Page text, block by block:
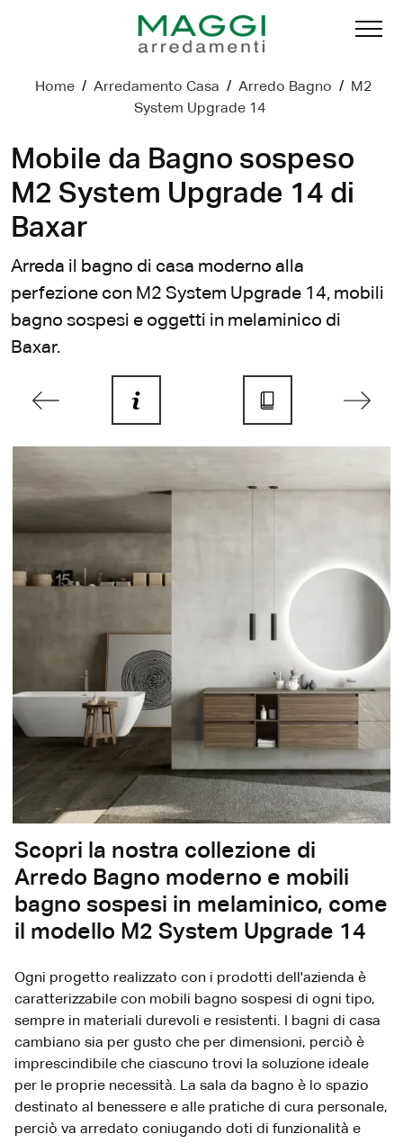
Home / Arredamento Casa / Arredo Bagno / M2
System Upgrade 14
Mobile da Bagno sospeso
M2 System Upgrade 14 di
Baxar
Arreda il bagno di casa moderno alla
perfezione con M2 System Upgrade 14, mobili
bagno sospesi e oggetti in melaminico di
Baxar.
Scopri la nostra collezione di
Arredo Bagno moderno e mobili
bagno sospesi in melaminico, come
il modello M2 System Upgrade 14
Ogni progetto realizzato con i prodotti dell'azienda è
caratterizzabile con mobili bagno sospesi di ogni tipo,
sempre in materiali durevoli e resistenti. I bagni di casa
cambiano sia per gusto che per dimensioni, perciò è
imprescindibile che ciascuno trovi la soluzione ideale
per le proprie necessità. La sala da bagno è lo spazio
destinato al benessere e alle pratiche di cura personale,
perciò va arredato coniugando doti di funzionalità e